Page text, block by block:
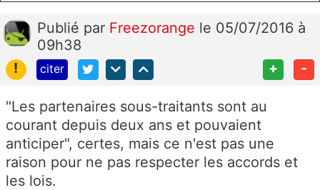
Publié par Freezorange le 05/07/2016 à
09h38
!
citer + -
"Les partenaires sous-traitants sont au
courant depuis deux ans et pouvaient
anticiper", certes, mais ce n'est pas une
raison pour ne pas respecter les accords et
les lois.